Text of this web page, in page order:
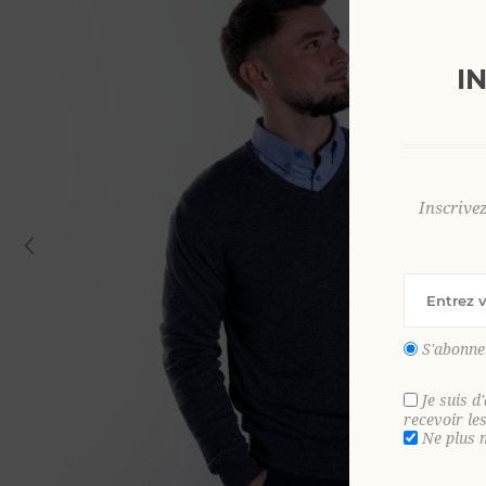
Je suis
recevoir
Ne plus